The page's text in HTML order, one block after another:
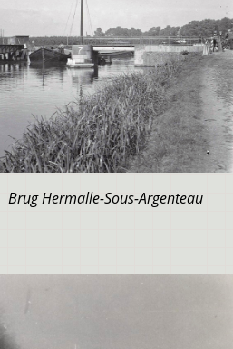
Brug Hermalle-Sous-Argenteau